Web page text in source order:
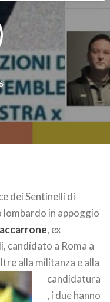
dei Sentinelli di
lombardo in appoggio
, ex
candidato a Roma a
alla militanza e alla
candidatura
, i due hanno